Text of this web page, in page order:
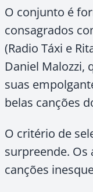
O conjunto é
consagrados
(Radio Táxi e
Daniel Malozzi,
suas
belas canções
O critério de
surpreende.
canções